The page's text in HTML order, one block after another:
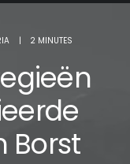
| 2 MINUTES
Borst